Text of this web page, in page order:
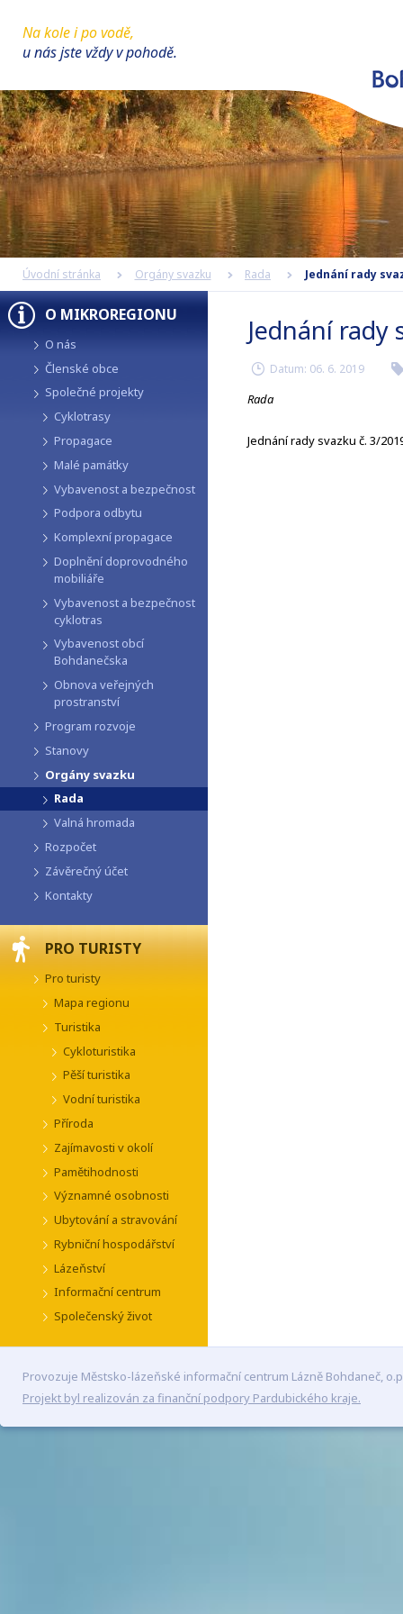
Na kole i po vodě,
u nás jste vždy v pohodě.
Úvodní stránka Orgány svazku Rada Jednání rady
O MIKROREGIONU
O nás
Členské obce
Společné projekty
Cyklotrasy
Propagace
Malé památky
Vybavenost a bezpečnost
Podpora odbytu
Komplexní propagace
Doplnění doprovodného
mobiliáře
Vybavenost a bezpečnost
cyklotras
Vybavenost obcí
Bohdanečska
Obnova veřejných
prostranství
Program rozvoje
Stanovy
Orgány svazku
Rada
Valná hromada
Rozpočet
Závěrečný účet
Kontakty
PRO TURISTY
Pro turisty
Mapa regionu
Turistika
Cykloturistika
Pěší turistika
Vodní turistika
Příroda
Zajímavosti v okolí
Pamětihodnosti
Významné osobnosti
Ubytování a stravování
Rybniční hospodářství
Lázeňství
Informační centrum
Společenský život
Jednání rady
r Datum: 06. 6. 2019
Rada
Jednání rady svazku č. 3/
Provozuje Městsko-lázeňské informační centrum Lázně Bohdaneč,
Projekt byl realizován za finanční podpory Pardubického kraje.